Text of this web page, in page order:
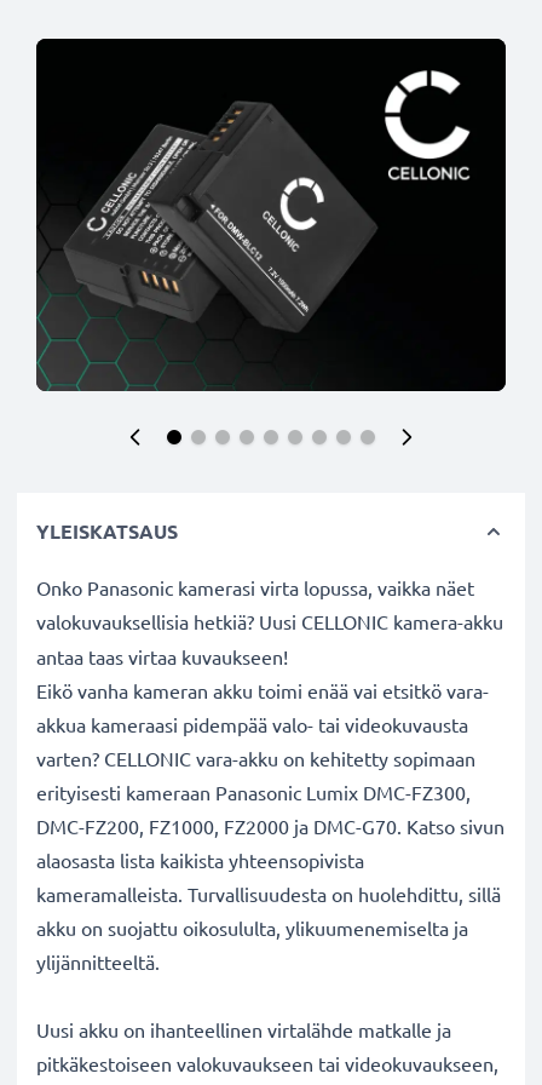
YLEISKATSAUS
Onko Panasonic kamerasi virta lopussa, vaikka näet
valokuvauksellisia hetkiä? Uusi CELLONIC kamera-akku
antaa taas virtaa kuvaukseen!
Eikö vanha kameran akku toimi enää vai etsitkö vara-
akkua kameraasi pidempää valo- tai videokuvausta
varten? CELLONIC vara-akku on kehitetty sopimaan
erityisesti kameraan Panasonic Lumix DMC-FZ300,
DMC-FZ200, FZ1000, FZ2000 ja DMC-G70. Katso sivun
alaosasta lista kaikista yhteensopivista
kameramalleista. Turvallisuudesta on huolehdittu, sillä
akku on suojattu oikosululta, ylikuumenemiselta ja
ylijännitteeltä.
Uusi akku on ihanteellinen virtalähde matkalle ja
pitkäkestoiseen valokuvaukseen tai videokuvaukseen,